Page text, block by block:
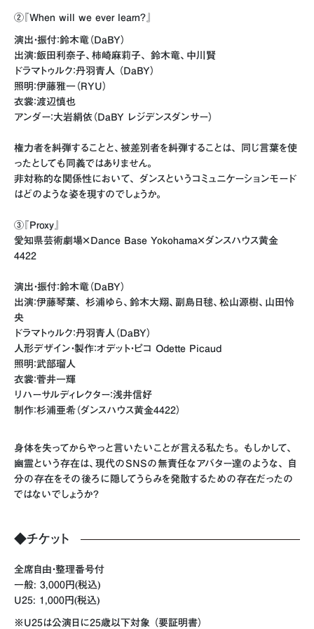
②『When will we ever learn?』
演出・振付：鈴木竜（DaBY）
出演：飯田利奈子、柿崎麻莉子、 鈴木竜、中川賢
ドラマトゥルク：丹羽青人 （DaBY）
照明：伊藤雅一（RYU）
衣裳：渡辺慎也
アンダー：大岩絹依（DaBY レジデンスダンサー）
権力者を糾弾することと、被差別者を糾弾することは、 同じ言葉を使
ったとしても同義ではありません。
非対称的な関係性において、 ダンスというコミュニケーションモード
はどのような姿を現すのでしょうか。
③『Proxy』
愛知県芸術劇場×Dance Base Yokohama×ダンスハウス黄金
4422
演出・振付：鈴木竜（DaBY）
出演：伊藤琴葉、 杉浦ゆら、鈴木大翔、副島日毬、松山源樹、山田怜
央
ドラマトゥルク：丹羽青人（DaBY）
人形デザイン・製作：オデット・ピコ Odette Picaud
照明：武部瑠人
衣裳：菅井一輝
リハーサルディレクター：浅井信好
制作：杉浦亜希（ダンスハウス黄金4422）
身体を失ってからやっと言いたいことが言える私たち。 もしかして、
幽霊という存在は、現代のSNSの無責任なアバター達のような、 自
分の存在をその後ろに隠してうらみを発散するための存在だったの
ではないでしょうか?
◆チケット
全席自由・整理番号付
一般: 3,000円(税込)
U25: 1,000円(税込)
※U25は公演日に25歳以下対象 （要証明書）